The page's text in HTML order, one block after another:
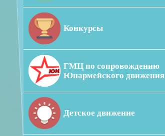
Конкурсы
ГМЦ по сопровождению
Юнармейского движения
Детское движение